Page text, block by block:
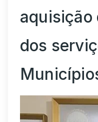
aquisição
dos